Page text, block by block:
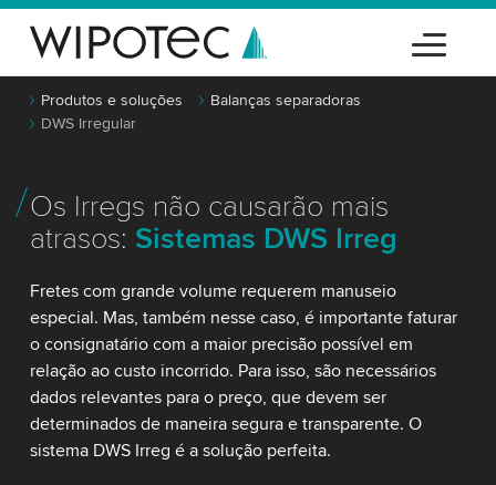
Produtos e soluções
Balanças separadoras
DWS Irregular
Os Irregs não causarão mais
atrasos: Sistemas DWS Irreg
Fretes com grande volume requerem manuseio
especial. Mas, também nesse caso, é importante faturar
o consignatário com a maior precisão possível em
relação ao custo incorrido. Para isso, são necessários
dados relevantes para o preço, que devem ser
determinados de maneira segura e transparente. O
sistema DWS Irreg é a solução perfeita.